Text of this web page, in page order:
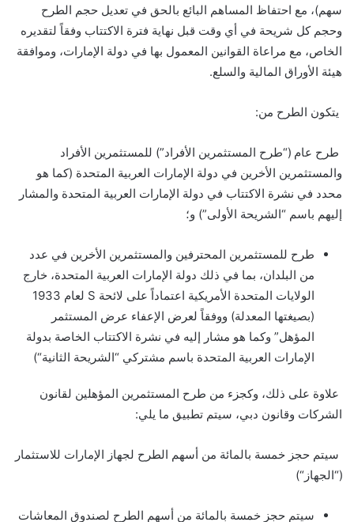
سهم(، مع احتفاظ المساهم البائع بالحق في تعديل حجم الطرح
وحجم كل شريحة في أي وقت قبل نهاية فترة الاكتتاب وفقاً لتقديره
الخاص، مع مراعاة القوانين المعمول بها في دولة الإمارات، وموافقة
هيئة الأوراق المالية والسلع.
يتكون الطرح من:
طرح عام (“طرح المستثمرين الأفراد”) للمستثمرين الأفراد
والمستثمرين الأخرين في دولة الإمارات العربية المتحدة (كما هو
محدد في نشرة الاكتتاب في دولة الإمارات العربية المتحدة والمشار
إليهم باسم “الشريحة الأولى”) و؛
طرح للمستثمرين المحترفين والمستثمرين الأخرين في عدد
من البلدان، بما في ذلك دولة الإمارات العربية المتحدة، خارج
الولايات المتحدة الأمريكية اعتماداً على لائحة S
لعام 1933
(بصيغتها المعدلة) ووفقاً لعرض الإعفاء عرض المستثمر
المؤهل” وكما هو مشار إليه في نشرة الاكتتاب الخاصة بدولة
الإمارات العربية المتحدة باسم مشتركي “الشريحة الثانية“
)
علاوة على ذلك، وكجزء من طرح المستثمرين المؤهلين لقانون
الشركات وقانون دبي، سيتم تطبيق ما يلي:
سيتم حجز خمسة بالمائة من أسهم الطرح لجهاز الإمارات للاستثمار
(“الجهاز (“
سيتم حجز خمسة بالمائة من أسهم الطرح لصندوق المعاشات